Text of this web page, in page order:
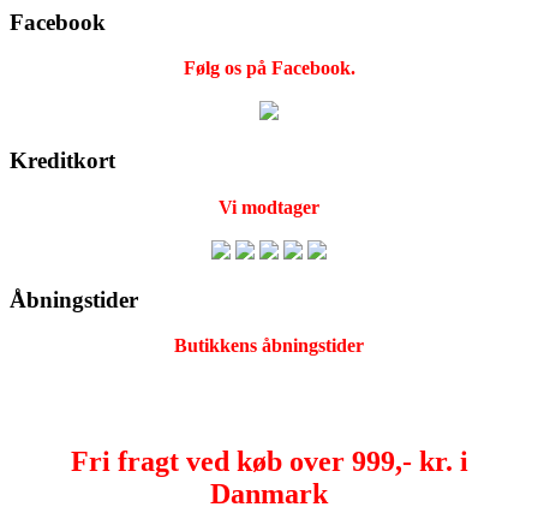
Facebook
Følg os på Facebook.
Kreditkort
Vi modtager
Åbningstider
Butikkens åbningstider
Fri fragt ved køb over 999,- kr. i
Danmark